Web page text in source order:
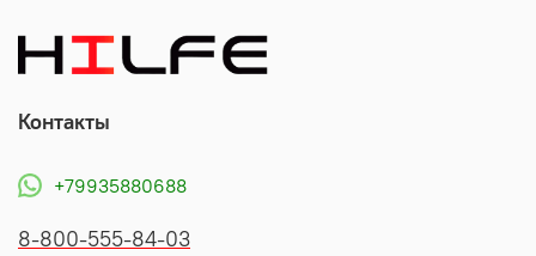
Контакты
+79935880688
8-800-555-84-03